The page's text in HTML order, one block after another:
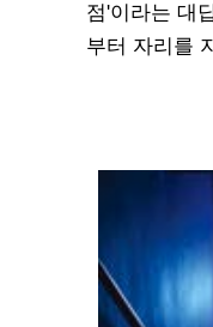
점'이라는 대
부터 자리를